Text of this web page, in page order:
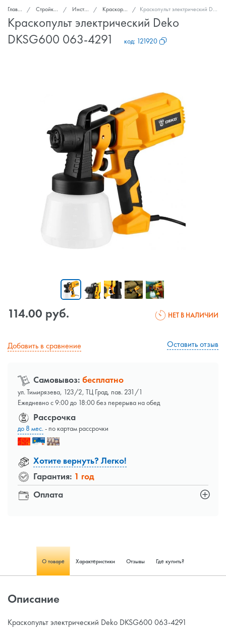
Главная Стройка и ремонт Инструмент Краскораспылители Краскопульт электрический Deko DKSG600 063-4291
Краскопульт электрический Deko
DKSG600 063-4291
код: 121920
114.00 руб. НЕТ В НАЛИЧИИ
Добавить в сравнение Оставить отзыв
Самовывоз: бесплатно
ул. Тимирязева, 123/2, ТЦ Град, пав. 231/1
Ежедневно с 9:00 до 18:00 без перерыва на обед
Оплата
Рассрочка
до 8 мес.- по картам рассрочки
Хотите вернуть? Легко!
Гарантия: 1 год
О товаре Характеристики Отзывы Где купить?
Описание
Краскопульт электрический Deko DKSG600 063-4291